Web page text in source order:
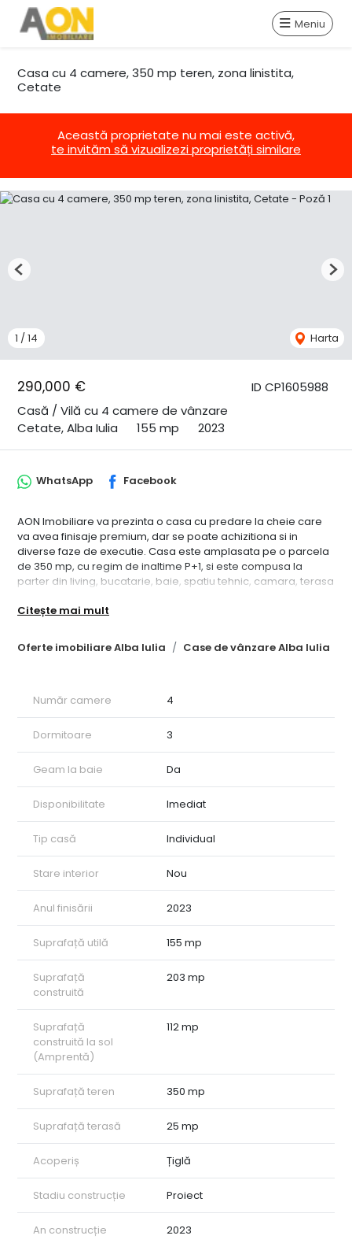
Meniu
Casa cu 4 camere, 350 mp teren, zona linistita,
Cetate
Această proprietate nu mai este activă,
te invităm să vizualizezi proprietăți similare
ID CP1605988
290,000 €
Casă / Vilă cu 4 camere de vânzare
Cetate, Alba Iulia
155 mp 2023
1 / 14 Harta
Previous
Oferte imobiliare Alba Iulia Case de vânzare Alba Iulia
WhatsApp Facebook
AON Imobiliare va prezinta o casa cu predare la cheie care
va avea finisaje premium, dar se poate achizitiona si in
diverse faze de executie. Casa este amplasata pe o parcela
de 350 mp, cu regim de inaltime P+1, si este compusa la
parter din living, bucatarie, baie, spatiu tehnic, camara, terasa
Suprafata utila a casei este de 155 mp iar suprafata totala
pardoseala, aer conditionat, usi din lemn masiv, toate
utilitatile conectate ( apa, canalizare, gaz, curent ). ID intern
Citește mai mult
Număr camere 4
Dormitoare 3
Geam la baie Da
Disponibilitate Imediat
Tip casă Individual
Stare interior Nou
Anul finisării 2023
Suprafață utilă 155 mp
Suprafață
construită
203 mp
Suprafață
construită la sol
(Amprentă)
112 mp
Suprafață teren 350 mp
Suprafață terasă 25 mp
Acoperiș Țiglă
Stadiu construcție Proiect
An construcție 2023